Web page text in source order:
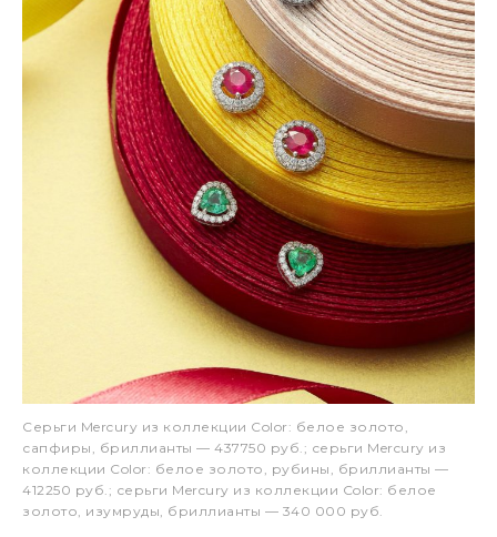
Серьги Mercury из коллекции Color: белое золото,
сапфиры, бриллианты — 437750 руб.; серьги Mercury из
коллекции Color: белое золото, рубины, бриллианты —
412250 руб.; серьги Mercury из коллекции Color: белое
золото, изумруды, бриллианты — 340 000 руб.